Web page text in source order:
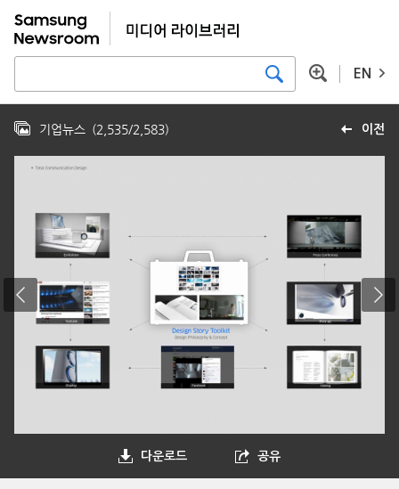
EN
이전
기업뉴스 (2,535/2,583)
다운로드 공유